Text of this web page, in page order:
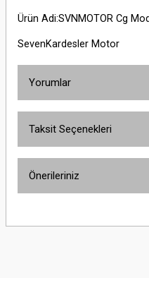
Ürün Adi:SVNMOTOR Cg
SevenKardesler Motor
Yorumlar
Taksit Seçenekleri
Önerileriniz
yetersiz gördüğünüz noktaları